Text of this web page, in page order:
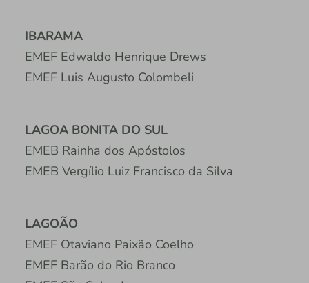
IBARAMA
EMEF Edwaldo Henrique Drews
EMEF Luis Augusto Colombeli
LAGOA BONITA DO SUL
EMEB Rainha dos Apóstolos
EMEB Vergílio Luiz Francisco da Silva
LAGOÃO
EMEF Otaviano Paixão Coelho
EMEF Barão do Rio Branco